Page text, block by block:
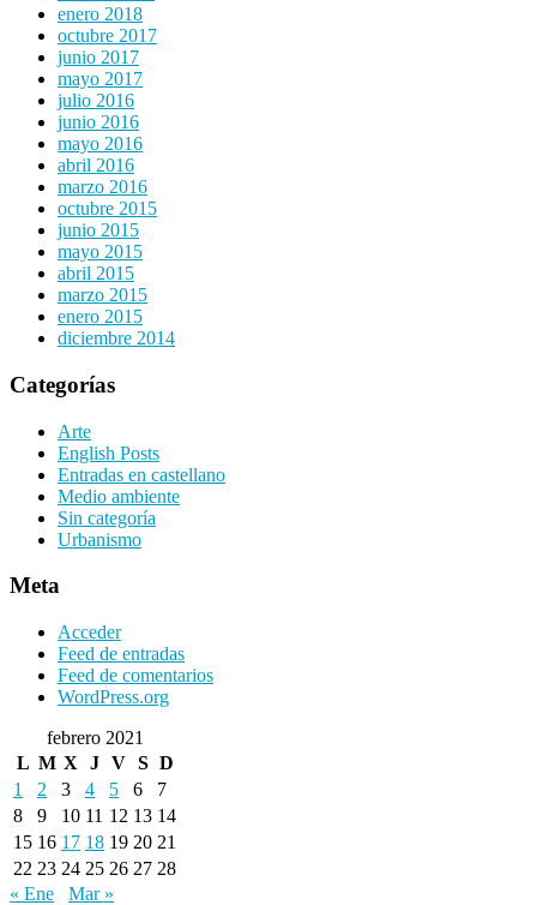
enero 2018
octubre 2017
junio 2017
mayo 2017
julio 2016
junio 2016
mayo 2016
abril 2016
marzo 2016
octubre 2015
junio 2015
mayo 2015
abril 2015
marzo 2015
enero 2015
diciembre 2014
Categorías
Arte
English Posts
Entradas en castellano
Medio ambiente
Sin categoría
Urbanismo
Meta
Acceder
Feed de entradas
Feed de comentarios
WordPress.org
febrero 2021
L M X J V S D
1
2 3 4 5 6
7
8
9 10 11 12 13 14
15 16 17 18 19 20 21
22 23 24 25 26 27 28
« Ene
Mar »